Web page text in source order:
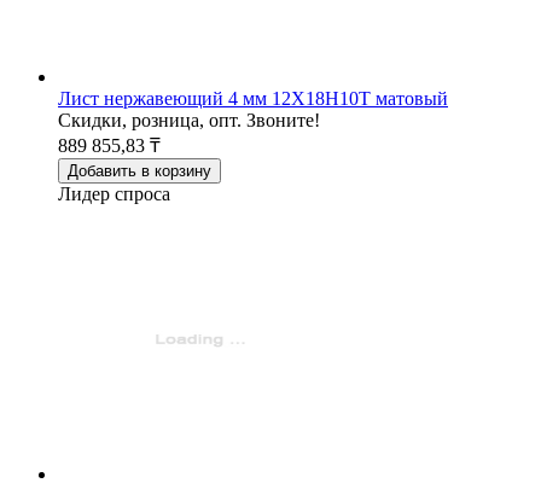
Лист нержавеющий 4 мм 12Х18Н10Т матовый
Скидки, розница, опт. Звоните!
889 855,83 ₸
Добавить в корзину
Лидер спроса